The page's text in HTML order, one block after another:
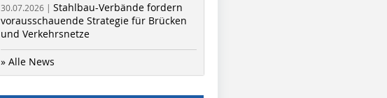
30.07.2026 | Stahlbau-Verbände fordern
vorausschauende Strategie für Brücken
und Verkehrsnetze
» Alle News